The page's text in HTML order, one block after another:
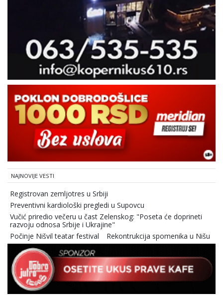
NAJNOVIJE VESTI
Registrovan zemljotres u Srbiji
Preventivni kardiološki pregledi u Supovcu
Vučić priredio večeru u čast Zelenskog: "Poseta će doprineti
razvoju odnosa Srbije i Ukrajine"
Počinje Nišvil teatar festival
Rekontrukcija spomenika u Nišu